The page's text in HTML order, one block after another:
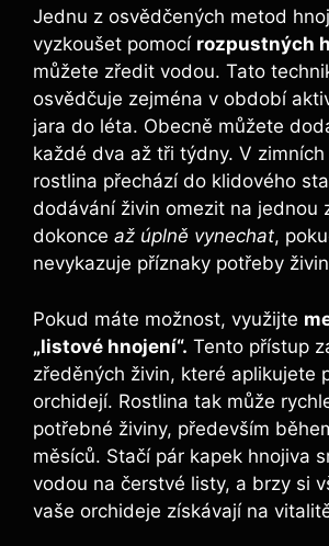
Jednu z osvědčených metod
vyzkoušet pomocí rozpustných
⁣můžete zředit vodou. Tato
osvědčuje⁤ zejména v období‌
jara do léta. Obecně můžete
každé dva až tři týdny. V
⁣rostlina přechází do klidového
dodávání ‍živin⁢ omezit na jednou
dokonce až úplně‌ vynechat,
nevykazuje příznaky ⁢potřeby‍
Pokud máte⁢ možnost, využijte
„listové ​hnojení“. ⁤Tento přístup
zředěných živin,⁢ které ⁤aplikujete
⁣orchidejí. Rostlina tak⁣ může
potřebné živiny, především‌
‌měsíců. Stačí pár kapek hnojiva
vodou na čerstvé listy, ⁢a ⁤brzy si
vaše orchideje ⁣získávají​ na